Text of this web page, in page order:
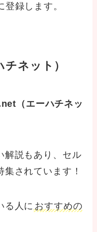
登録します。
ネット）
（エーハチネッ
解説もあり、セル
されています！
る人に おすすめの